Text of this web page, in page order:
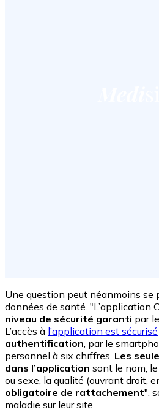
Une question peut néanmoins se
données de santé. "L’application
niveau de sécurité garanti par
L’accès à l’application est sécurisé
authentification, par le
personnel à six chiffres. Les
dans l’application sont le nom,
ou sexe, la qualité (ouvrant droit,
obligatoire de rattachement",
maladie sur leur site.